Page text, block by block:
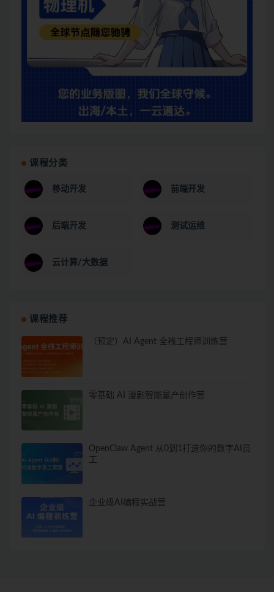
课程分类
移动开发 前端开发
后端开发 测试运维
云计算/大数据
课程推荐
（预定）AI Agent 全栈工程师训练营
零基础 AI 漫剧智能量产创作营
OpenClaw Agent 从0到1打造你的数字AI员
企业级AI编程实战营